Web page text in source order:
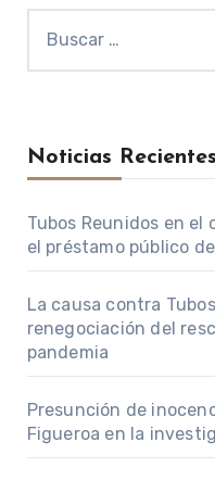
Noticias Recientes
Tubos Reunidos en
el préstamo público
La causa contra
renegociación del
pandemia
Presunción de
Figueroa en la